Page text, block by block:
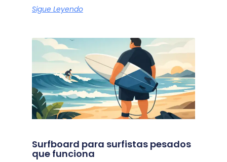
Sigue Leyendo
Surfboard para surfistas pesados
que funciona